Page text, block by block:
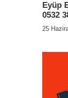
Eyüp
0532
25